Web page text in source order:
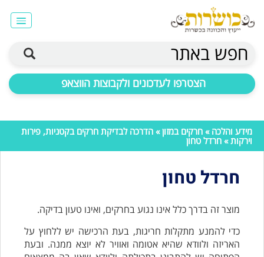
חפש באתר
הצטרפו לעדכונים ולקבוצות הווצאפ
מידע והלכה » חרקים במזון» הדרכה לבדיקת חרקים בקטניות, פירות
וירקות» חרדל טחון
חרדל טחון
מוצר זה בדרך כלל אינו נגוע בחרקים, ואינו טעון בדיקה.
כדי להמנע מתקלות חריגות, בעת הרכישה יש ללחוץ על
האריזה ולוודא שהיא אטומה ואוויר לא יוצא ממנה. ובעת